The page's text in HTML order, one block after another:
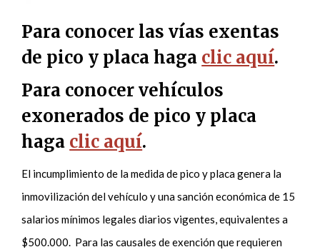
Para conocer las vías exentas
de pico y placa haga clic aquí.
Para conocer vehículos
exonerados de pico y placa
haga clic aquí.
El incumplimiento de la medida de pico y placa genera la
inmovilización del vehículo y una sanción económica de 15
salarios mínimos legales diarios vigentes, equivalentes a
$500.000. Para las causales de exención que requieren